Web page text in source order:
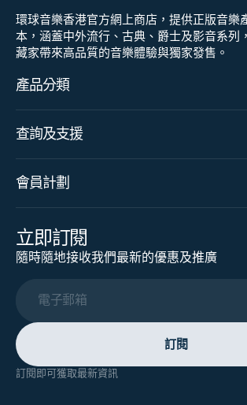
環球音樂香港官方網上商店，提供正版音樂
本，涵蓋中外流行、古典、爵士及影音系列
藏家帶來高品質的音樂體驗與獨家發售。
產品分類
查詢及支援
會員計劃
立即訂閱
隨時隨地接收我們最新的優惠及推廣
電子郵箱
訂閱
訂閱即可獲取最新資訊